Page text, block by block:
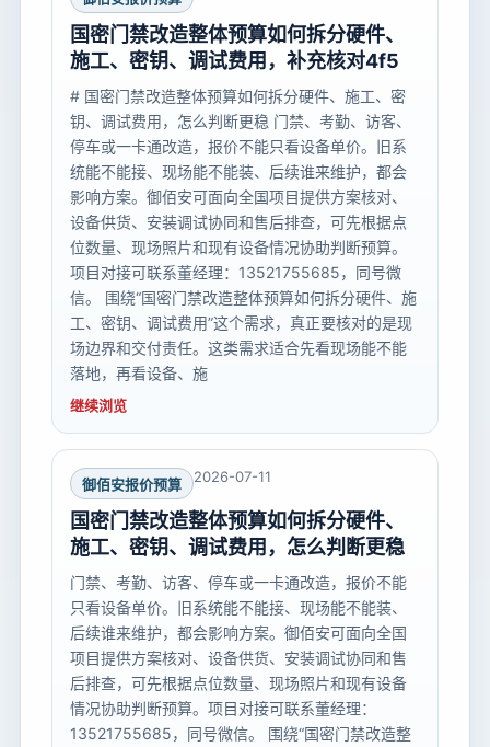
国密门禁改造整体预算如何拆分硬件、
施工、密钥、调试费用，补充核对4f5
# 国密门禁改造整体预算如何拆分硬件、施工、密
钥、调试费用，怎么判断更稳 门禁、考勤、访客、
停车或一卡通改造，报价不能只看设备单价。旧系
统能不能接、现场能不能装、后续谁来维护，都会
影响方案。御佰安可面向全国项目提供方案核对、
设备供货、安装调试协同和售后排查，可先根据点
位数量、现场照片和现有设备情况协助判断预算。
项目对接可联系董经理：13521755685，同号微
信。 围绕“国密门禁改造整体预算如何拆分硬件、施
工、密钥、调试费用”这个需求，真正要核对的是现
场边界和交付责任。这类需求适合先看现场能不能
落地，再看设备、施
继续浏览
御佰安报价预算 2026-07-11
国密门禁改造整体预算如何拆分硬件、
施工、密钥、调试费用，怎么判断更稳
门禁、考勤、访客、停车或一卡通改造，报价不能
只看设备单价。旧系统能不能接、现场能不能装、
后续谁来维护，都会影响方案。御佰安可面向全国
项目提供方案核对、设备供货、安装调试协同和售
后排查，可先根据点位数量、现场照片和现有设备
情况协助判断预算。项目对接可联系董经理：
13521755685，同号微信。 围绕“国密门禁改造整